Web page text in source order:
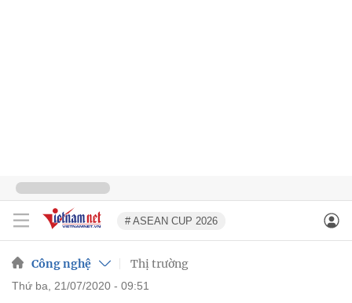
# ASEAN CUP 2026
Công nghệ Thị trường
thứ ba, 21/07/2020 - 09:51